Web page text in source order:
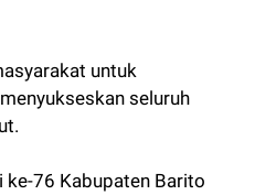
untuk
seluruh
ke-76 Kabupaten Barito